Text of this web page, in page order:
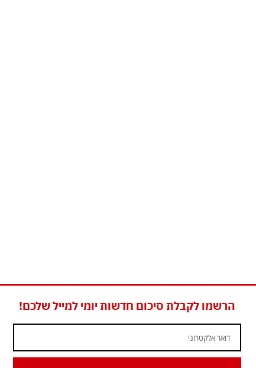
הרשמו לקבלת סיכום חדשות יומי למייל שלכם!